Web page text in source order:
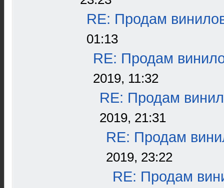
RE: Продам
01:13
RE: Продам
2019, 11:32
RE: Продам
2019, 21:31
RE: Продам
2019, 23:22
RE: Продам